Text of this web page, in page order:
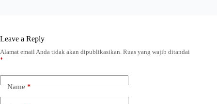
Leave a Reply
Alamat email Anda tidak akan dipublikasikan. Ruas yang wajib ditandai
*
Name*